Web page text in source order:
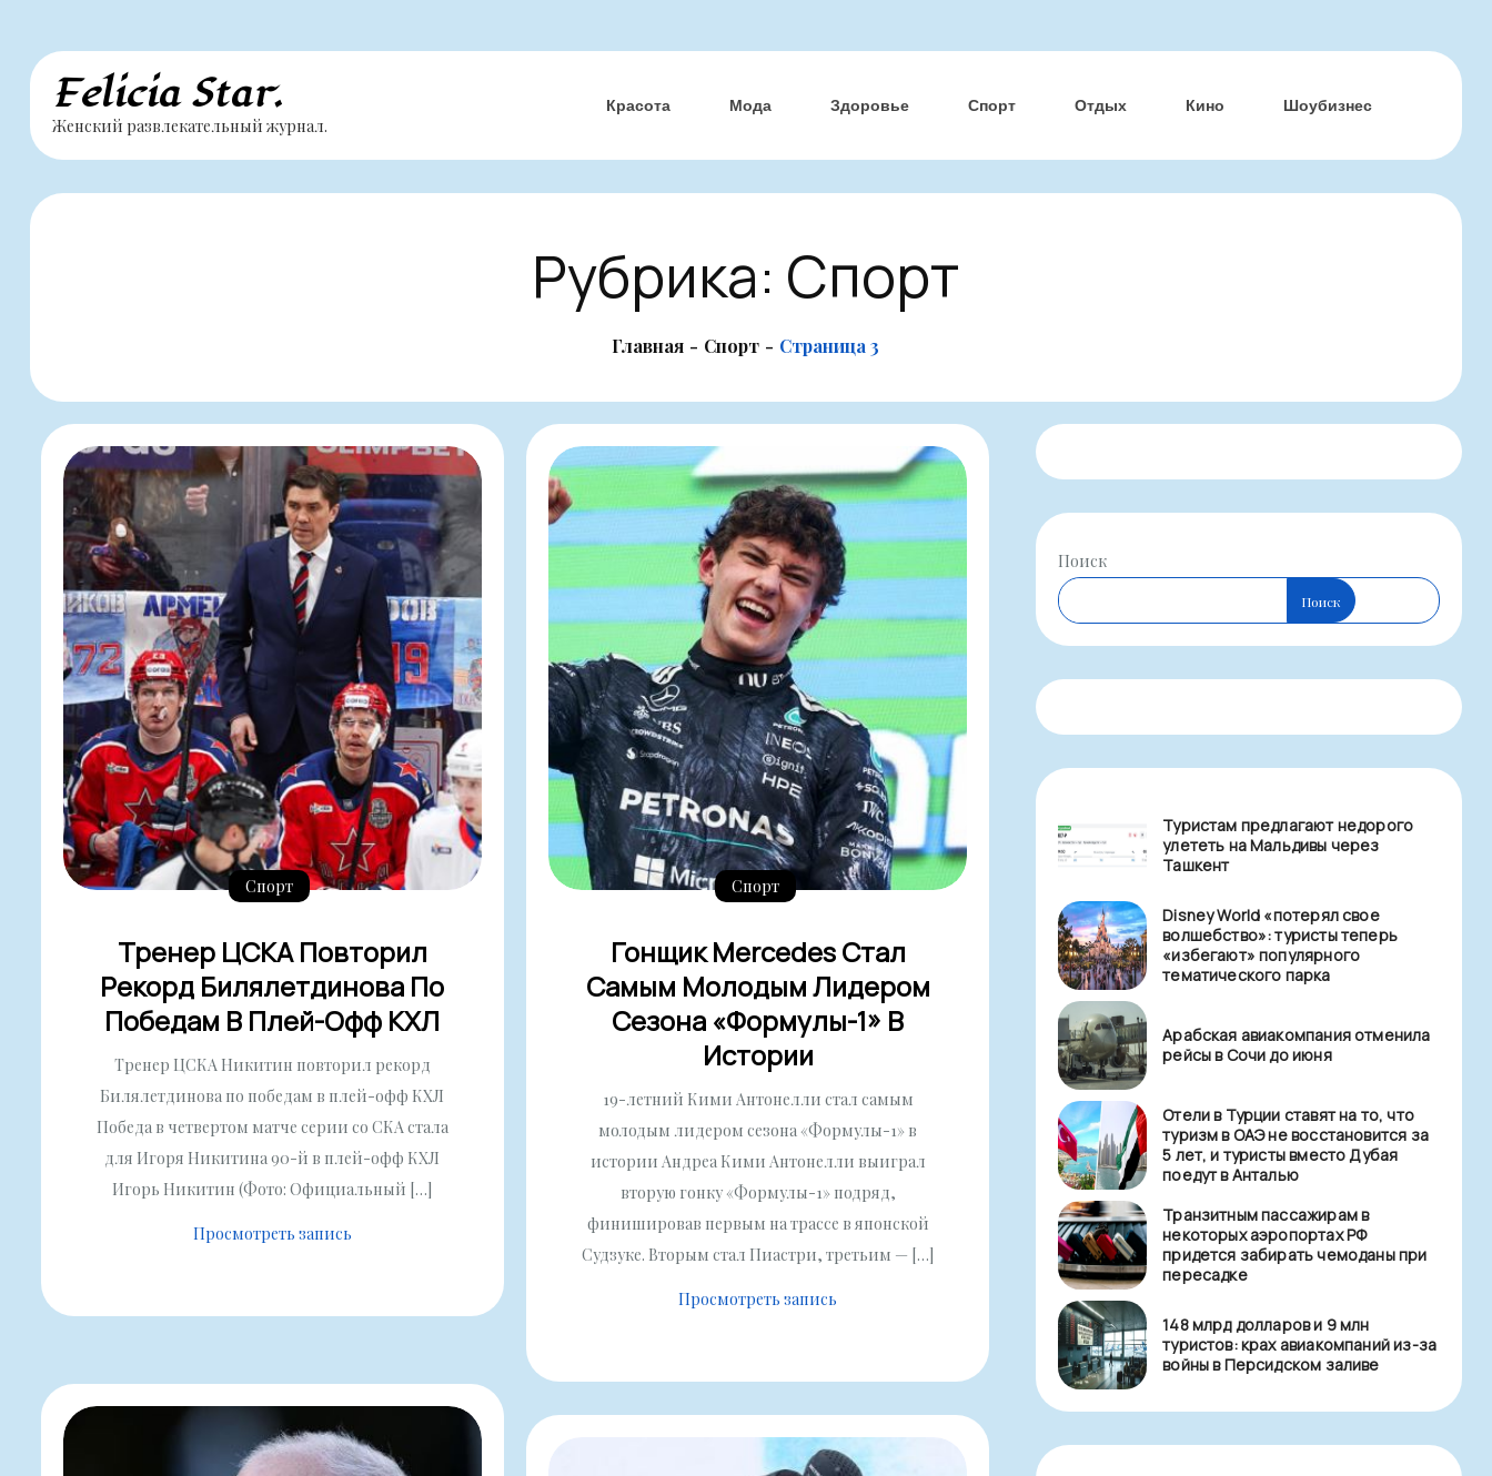
Перейти
содержимому
Felicia Star.
Женский развлекательный журнал.
Красота Мода Здоровье Спорт Отдых Кино Шоубизнес
Рубрика: Спорт
Главная Спорт Страница 3
Спорт
Тренер ЦСКА Повторил
Рекорд Билялетдинова По
Победам В Плей-Офф КХЛ
Тренер ЦСКА Никитин повторил рекорд
Билялетдинова по победам в плей-офф КХЛ
Победа в четвертом матче серии со СКА стала
для Игоря Никитина 90-й в плей-офф КХЛ
Игорь Никитин (Фото: Официальный […]
Просмотреть запись
Спорт
Гонщик Mercedes Стал
Самым Молодым Лидером
Сезона «Формулы-1» В
Истории
19-летний Кими Антонелли стал самым
молодым лидером сезона «Формулы-1» в
истории Андреа Кими Антонелли выиграл
вторую гонку «Формулы-1» подряд,
финишировав первым на трассе в японской
Судзуке. Вторым стал Пиастри, третьим — […]
Просмотреть запись
Поиск
Поиск
Туристам предлагают недорого
улететь на Мальдивы через
Ташкент
Disney World «потерял свое
волшебство»: туристы теперь
«избегают» популярного
тематического парка
Арабская авиакомпания отменила
рейсы в Сочи до июня
Отели в Турции ставят на то, что
туризм в ОАЭ не восстановится за
5 лет, и туристы вместо Дубая
поедут в Анталью
Транзитным пассажирам в
некоторых аэропортах РФ
придется забирать чемоданы при
пересадке
148 млрд долларов и 9 млн
туристов: крах авиакомпаний из-за
войны в Персидском заливе